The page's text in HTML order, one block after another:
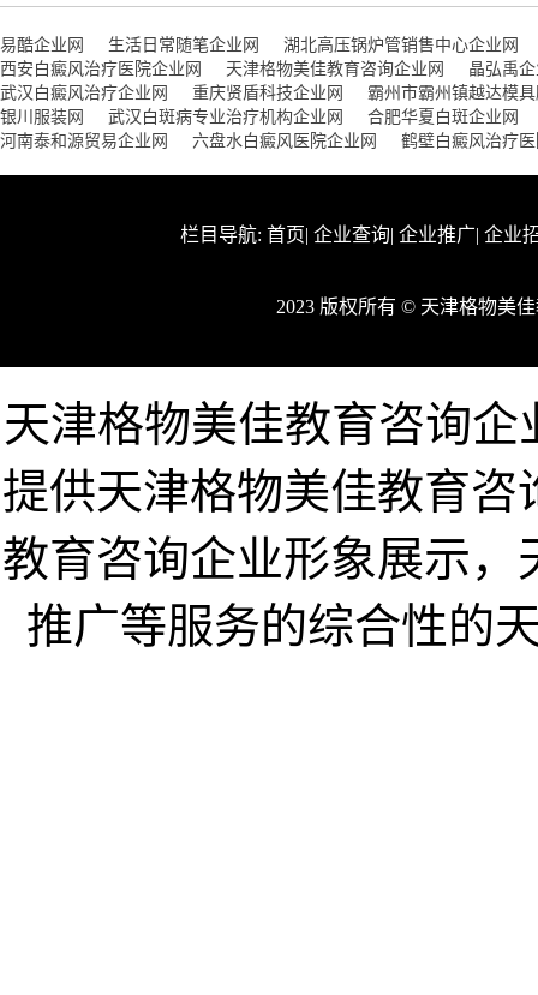
易酷企业网 生活日常随笔企业网
湖北高压锅炉管销售中心企业网
西安白癜风治疗医院企业网
天津格物美佳教育咨询企业网
晶弘禹
武汉白癜风治疗企业网
重庆贤盾科技企业网
霸州市霸州镇越达模
银川服装网
武汉白斑病专业治疗机构企业网
合肥华夏白斑企业网
河南泰和源贸易企业网
六盘水白癜风医院企业网 鹤壁白癜风治疗
栏目导航: 首页| 企业查询| 企业推广| 企业
2023 版权所有 © 天津格物美
天津格物美佳教育咨询企
提供天津格物美佳教育
教育咨询企业形象展示
推广等服务的综合性的